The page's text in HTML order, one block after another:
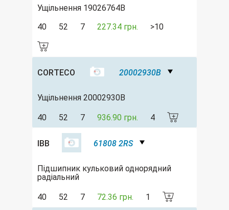
Ущільнення 19026764B
40
52 7 227.34 грн. >10
CORTECO 20002930B
Ущільнення 20002930B
40 52 7 936.90 грн. 4
IBB 61808 2RS
Підшипник кульковий однорядний
радіальний
40 52 7 72.36 грн. 1